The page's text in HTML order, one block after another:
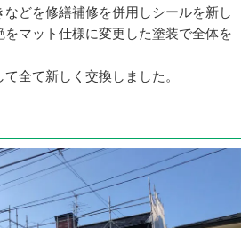
どを修繕補修を併用しシールを新し
をマット仕様に変更した塗装で全体を
全て新しく交換しました。